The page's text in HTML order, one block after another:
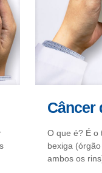
Câncer
O que é? É o
bexiga
ambos os